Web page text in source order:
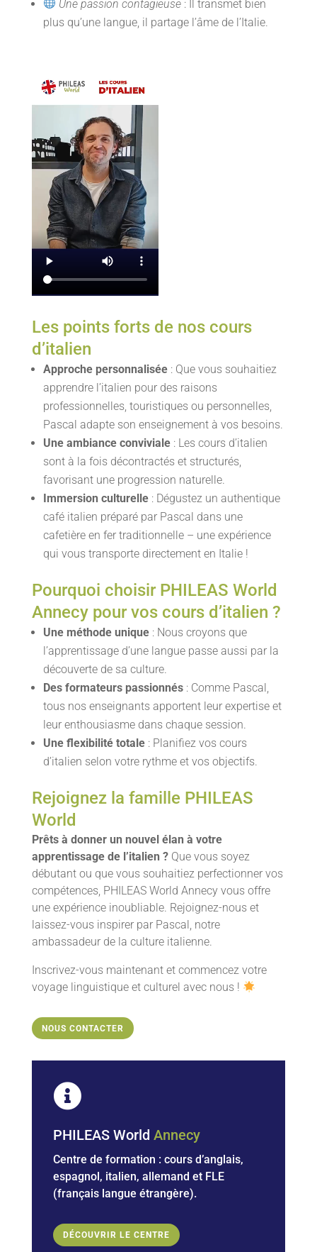
Une passion contagieuse : Il transmet bien
plus qu’une langue, il partage l’âme de l’Italie.
Les points forts de nos cours
d’italien
Approche personnalisée: Que vous souhaitiez
apprendre l’italien pour des raisons
professionnelles, touristiques ou personnelles,
Pascal adapte son enseignement à vos besoins.
Une ambiance conviviale: Les cours d’italien
sont à la fois décontractés et structurés,
favorisant une progression naturelle.
Immersion culturelle: Dégustez un authentique
café italien préparé par Pascal dans une
cafetière en fer traditionnelle – une expérience
qui vous transporte directement en Italie !
Pourquoi choisir PHILEAS World
Annecy pour vos cours d’italien ?
Une méthode unique: Nous croyons que
l’apprentissage d’une langue passe aussi par la
découverte de sa culture.
Des formateurs passionnés: Comme Pascal,
tous nos enseignants apportent leur expertise et
leur enthousiasme dans chaque session.
Une flexibilité totale: Planifiez vos cours
d’italien selon votre rythme et vos objectifs.
Rejoignez la famille PHILEAS
World
Prêts à donner un nouvel élan à votre
apprentissage de l’italien ?Que vous soyez
débutant ou que vous souhaitiez perfectionner vos
compétences, PHILEAS World Annecy vous offre
une expérience inoubliable. Rejoignez-nous et
laissez-vous inspirer par Pascal, notre
ambassadeur de la culture italienne.
Inscrivez-vous maintenant et commencez votre
voyage linguistique et culturel avec nous !
NOUS CONTACTER

PHILEAS World Annecy
Centre de formation : cours d’anglais,
espagnol, italien, allemand et FLE
(français langue étrangère).
DÉCOUVRIR LE CENTRE